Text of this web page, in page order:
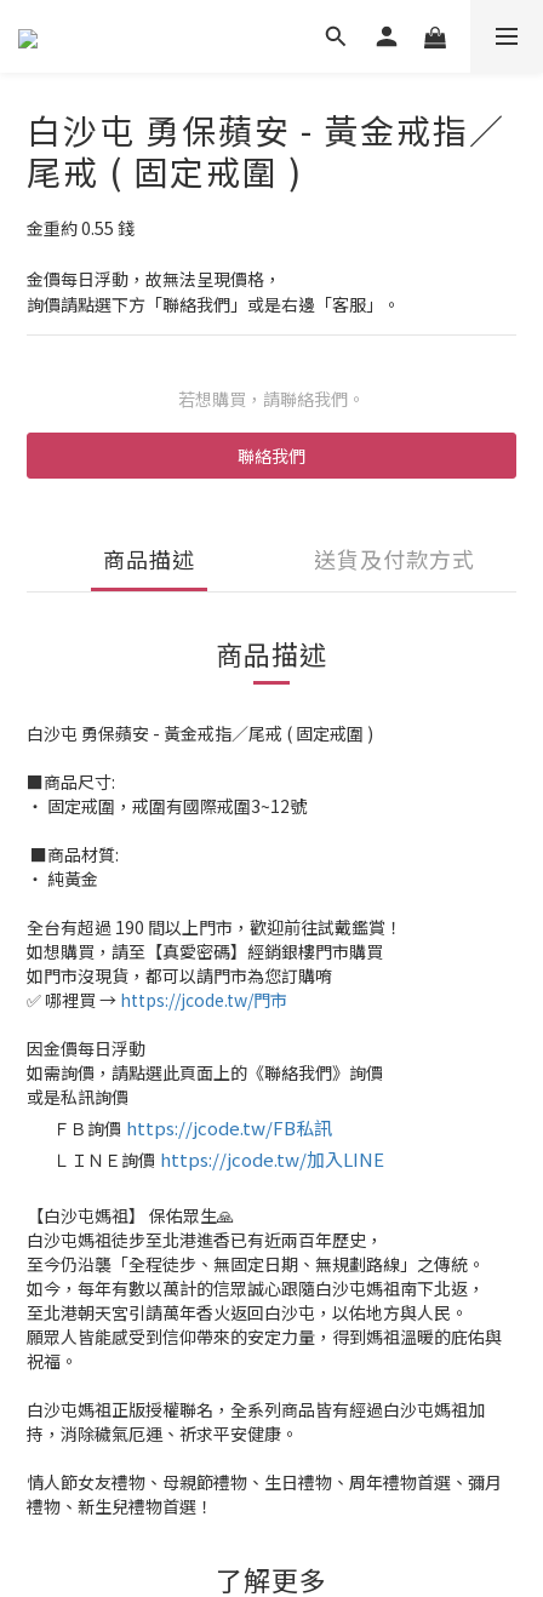
白沙屯 勇保蘋安 - 黃金戒指／
尾戒 ( 固定戒圍 )
金重約 0.55 錢
金價每日浮動，故無法呈現價格，
詢價請點選下方「聯絡我們」或是右邊「客服」。
若想購買，請聯絡我們。
聯絡我們
商品描述 送貨及付款方式
商品描述
白沙屯 勇保蘋安 - 黃金戒指／尾戒 ( 固定戒圍 )
■商品尺寸:
‧ 固定戒圍，戒圍有國際戒圍3~12號
■商品材質:
‧ 純黃金
全台有超過 190 間以上門市，歡迎前往試戴鑑賞！
如想購買，請至【真愛密碼】經銷銀樓門市購買
如門市沒現貨，都可以請門市為您訂購唷
✅ 哪裡買 → https://jcode.tw/門市
因金價每日浮動
如需詢價，請點選此頁面上的《聯絡我們》詢價
或是私訊詢價
ＦＢ詢價 https://jcode.tw/FB私訊
ＬＩＮＥ詢價 https://jcode.tw/加入LINE
【白沙屯媽祖】 保佑眾生🙏
白沙屯媽祖徒步至北港進香已有近兩百年歷史，
至今仍沿襲「全程徒步、無固定日期、無規劃路線」之傳統。
如今，每年有數以萬計的信眾誠心跟隨白沙屯媽祖南下北返，
至北港朝天宮引請萬年香火返回白沙屯，以佑地方與人民。
願眾人皆能感受到信仰帶來的安定力量，得到媽祖溫暖的庇佑與
祝福。
白沙屯媽祖正版授權聯名，全系列商品皆有經過白沙屯媽祖加
持，消除穢氣厄運、祈求平安健康。
情人節女友禮物、母親節禮物、生日禮物、周年禮物首選、彌月
禮物、新生兒禮物首選！
了解更多